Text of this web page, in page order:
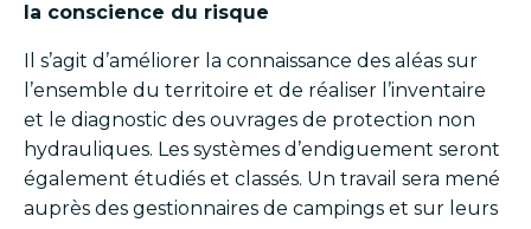
la conscience du risque
Il s’agit d’améliorer la connaissance des aléas sur
l’ensemble du territoire et de réaliser l’inventaire
et le diagnostic des ouvrages de protection non
hydrauliques. Les systèmes d’endiguement seront
également étudiés et classés. Un travail sera mené
auprès des gestionnaires de campings et sur leurs